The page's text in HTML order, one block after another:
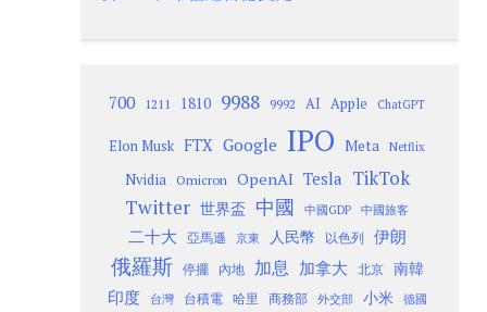
700 1211 1810 9988 9992 AI Apple ChatGPT
Elon Musk FTX Google IPO Meta Netflix
Nvidia Omicron OpenAI Tesla TikTok
Twitter 世界盃 中國 中國GDP 中國旅客
二十大 亞馬遜 京東 人民幣 以色列 伊朗
俄羅斯 停擺 內地 加息 加拿大 北京
南韓
印度
台灣 台積電 哈里 商務部 外交部 小米 德國